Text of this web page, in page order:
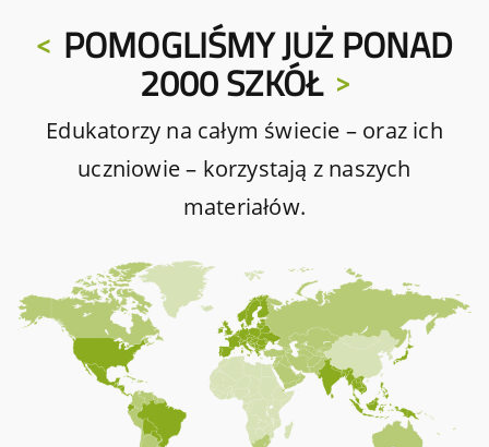
POMOGLIŚMY JUŻ PONAD
2000 SZKÓŁ
Edukatorzy na całym świecie – oraz ich
uczniowie – korzystają z naszych
materiałów.